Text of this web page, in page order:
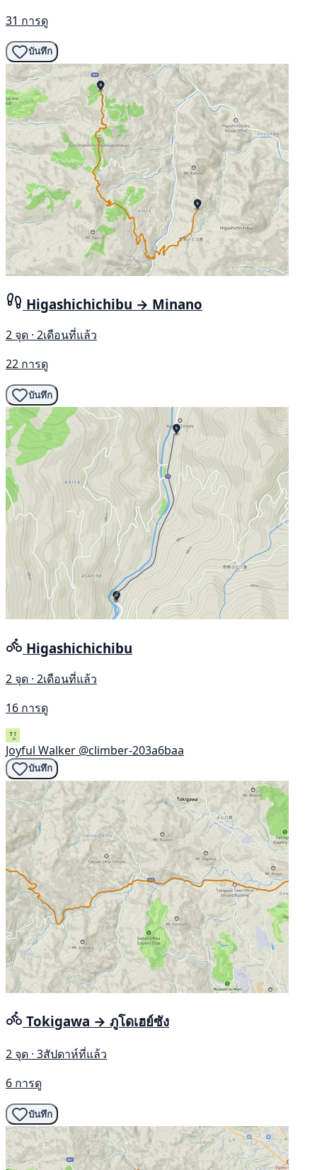
31 การดู
บันทึก
Higashichichibu → Minano
2 จุด · 2เดือนที่แล้ว
22 การดู
บันทึก
Higashichichibu
2 จุด · 2เดือนที่แล้ว
16 การดู
Joyful Walker @climber-203a6baa
บันทึก
Tokigawa → ภูโดเฮย์ซัง
2 จุด · 3สัปดาห์ที่แล้ว
6 การดู
บันทึก